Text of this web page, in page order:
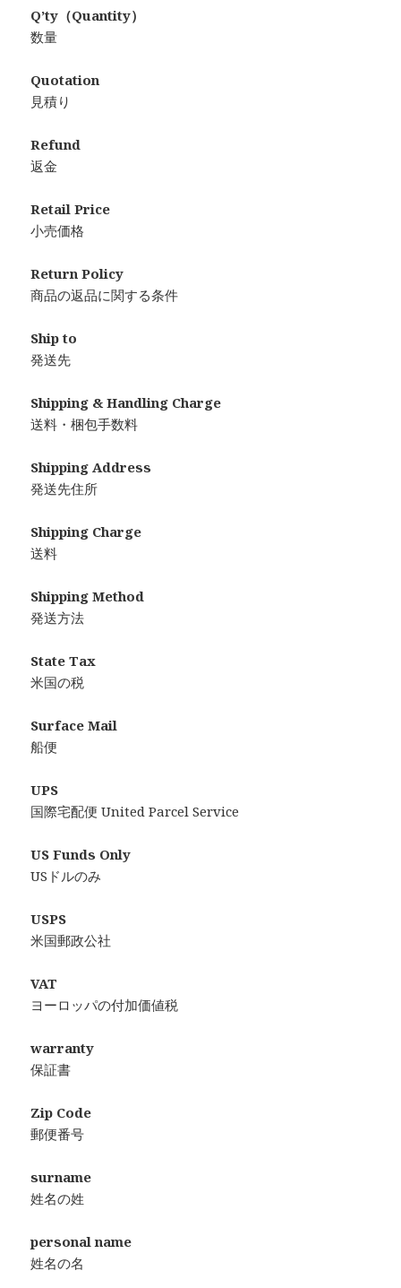
Q’ty（Quantity）
数量
Quotation
見積り
Refund
返金
Retail Price
小売価格
Return Policy
商品の返品に関する条件
Ship to
発送先
Shipping & Handling Charge
送料・梱包手数料
Shipping Address
発送先住所
Shipping Charge
送料
Shipping Method
発送方法
State Tax
米国の税
Surface Mail
船便
UPS
国際宅配便 United Parcel Service
US Funds Only
USドルのみ
USPS
米国郵政公社
VAT
ヨーロッパの付加価値税
warranty
保証書
Zip Code
郵便番号
surname
姓名の姓
personal name
姓名の名